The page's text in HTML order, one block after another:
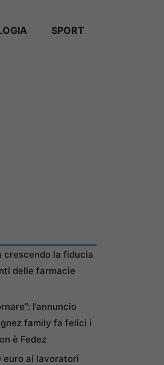
SPORT
crescendo la fiducia
delle farmacie
l’annuncio
family fa felici i
è Fedez
euro ai lavoratori